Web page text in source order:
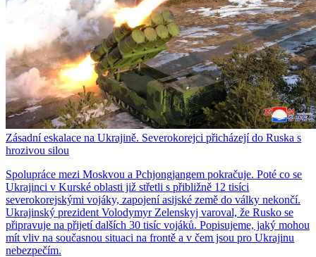
Zásadní eskalace na Ukrajině. Severokorejci přicházejí do Ruska s
hrozivou silou
Spolupráce mezi Moskvou a Pchjongjangem pokračuje. Poté co se
Ukrajinci v Kurské oblasti již střetli s přibližně 12 tisíci
severokorejskými vojáky, zapojení asijské země do války nekončí.
Ukrajinský prezident Volodymyr Zelenskyj varoval, že Rusko se
připravuje na přijetí dalších 30 tisíc vojáků. Popisujeme, jaký mohou
mít vliv na současnou situaci na frontě a v čem jsou pro Ukrajinu
nebezpečím.